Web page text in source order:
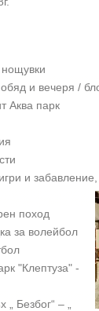
и вечеря /
Аква парк
и
поход
за волейбол
"Клептуза" -
Безбог“ – „